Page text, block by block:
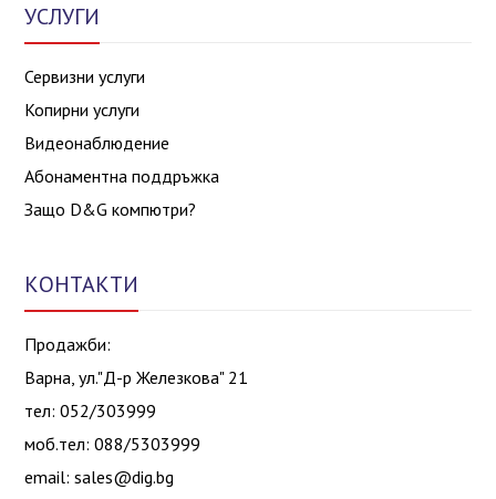
УСЛУГИ
Сервизни услуги
Копирни услуги
Видеонаблюдение
Абонаментна поддръжка
Защо D&G компютри?
КОНТАКТИ
Продажби:
Варна, ул."Д-р Железкова" 21
тел: 052/303999
моб.тел: 088/5303999
email:sales@dig.bg